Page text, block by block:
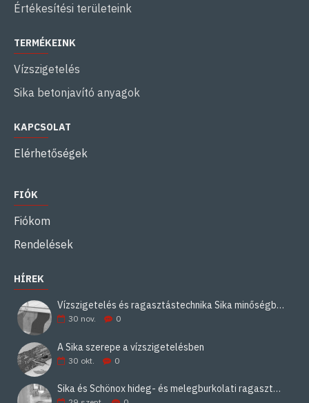
Értékesítési területeink
TERMÉKEINK
Vízszigetelés
Sika betonjavító anyagok
KAPCSOLAT
Elérhetőségek
FIÓK
Fiókom
Rendelések
HÍREK
Vízszigetelés és ragasztástechnika Sika minőségben
30 nov. 0
A Sika szerepe a vízszigetelésben
30 okt. 0
Sika és Schönox hideg- és melegburkolati ragasztási rendszerek